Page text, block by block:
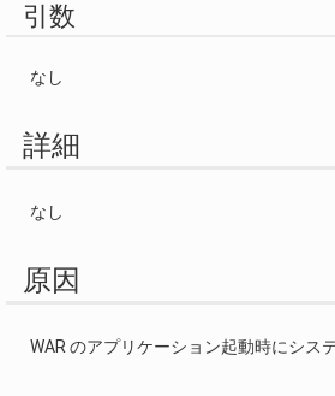
引数
なし
詳細
なし
原因
WAR のアプリケーション起動時にシス